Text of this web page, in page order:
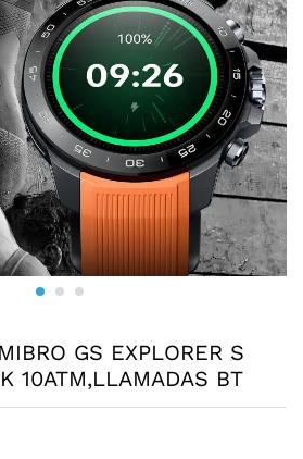
GS EXPLORER S
10ATM,LLAMADAS BT